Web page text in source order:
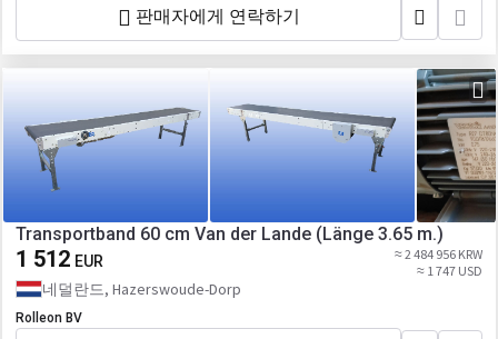
판매자에게 연락하기
Transportband 60 cm Van der Lande (Länge 3.65 m.)
1 512 EUR
≈ 2 484 956 KRW
≈ 1 747 USD
네덜란드, Hazerswoude-Dorp
Rolleon BV